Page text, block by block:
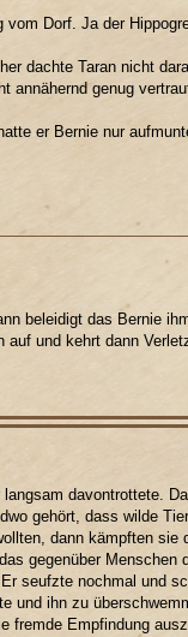
vom Dorf. Ja der
dachte Taran nicht
genug
er Bernie nur
beleidigt das Bernie
und kehrt dann
davontrottete.
gehört, dass wilde
dann kämpften sie
gegenüber Menschen
seufzte nochmal und
und ihn zu
fremde Empfindung